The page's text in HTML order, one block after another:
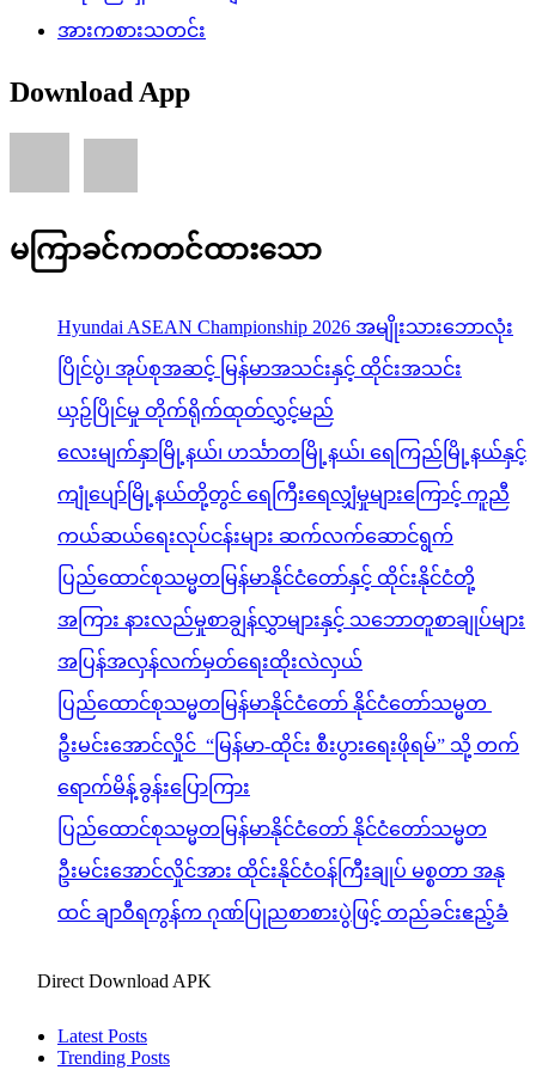
အားကစားသတင်း
Download App
မကြာခင်ကတင်ထားသော
Hyundai ASEAN Championship 2026 အမျိုးသားဘောလုံး
ပြိုင်ပွဲ၊ အုပ်စုအဆင့် မြန်မာအသင်းနှင့် ထိုင်းအသင်း
ယှဉ်ပြိုင်မှု တိုက်ရိုက်ထုတ်လွှင့်မည်
လေးမျက်နှာမြို့နယ်၊ ဟင်္သာတမြို့နယ်၊ ရေကြည်မြို့နယ်နှင့်
ကျုံပျော်မြို့နယ်တို့တွင် ရေကြီးရေလျှံမှုများကြောင့် ကူညီ
ကယ်ဆယ်ရေးလုပ်ငန်းများ ဆက်လက်ဆောင်ရွက်
ပြည်ထောင်စုသမ္မတမြန်မာနိုင်ငံတော်နှင့် ထိုင်းနိုင်ငံတို့
အကြား နားလည်မှုစာချွန်လွှာများနှင့် သဘောတူစာချုပ်များ
အပြန်အလှန်လက်မှတ်ရေးထိုးလဲလှယ်
ပြည်ထောင်စုသမ္မတမြန်မာနိုင်ငံတော် နိုင်ငံတော်သမ္မတ
ဦးမင်းအောင်လှိုင် “မြန်မာ-ထိုင်း စီးပွားရေးဖိုရမ်” သို့ တက်
ရောက်မိန့်ခွန်းပြောကြား
ပြည်ထောင်စုသမ္မတမြန်မာနိုင်ငံတော် နိုင်ငံတော်သမ္မတ
ဦးမင်းအောင်လှိုင်အား ထိုင်းနိုင်ငံဝန်ကြီးချုပ် မစ္စတာ အနု
ထင် ချာဝီရကွန်က ဂုဏ်ပြုညစာစားပွဲဖြင့် တည်ခင်းဧည့်ခံ
Direct Download APK
Latest Posts
Trending Posts